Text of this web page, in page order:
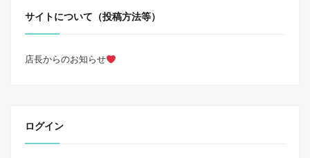
サイトについて（投稿方法等）
店長からのお知らせ
ログイン